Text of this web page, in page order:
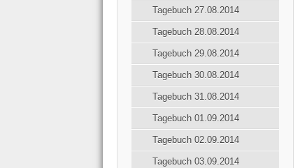
Tagebuch 27.08.2014
Tagebuch 28.08.2014
Tagebuch 29.08.2014
Tagebuch 30.08.2014
Tagebuch 31.08.2014
Tagebuch 01.09.2014
Tagebuch 02.09.2014
Tagebuch 03.09.2014